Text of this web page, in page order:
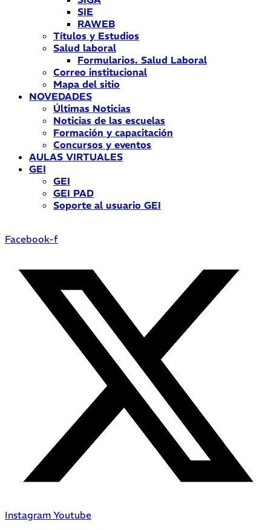
SIE
RAWEB
Títulos y Estudios
Salud laboral
Formularios. Salud Laboral
Correo institucional
Mapa del sitio
NOVEDADES
Últimas Noticias
Noticias de las escuelas
Formación y capacitación
Concursos y eventos
AULAS VIRTUALES
GEI
GEI
GEI PAD
Soporte al usuario GEI
Facebook-f
Instagram Youtube